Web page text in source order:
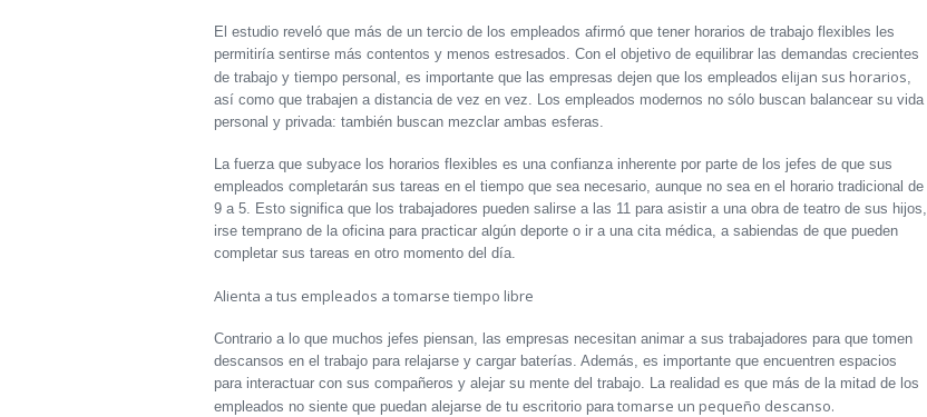
El estudio reveló que más de un tercio de los empleados afirmó que tener horarios de trabajo flexibles les
permitiría sentirse más contentos y menos estresados. Con el objetivo de equilibrar las demandas crecientes
de trabajo y tiempo personal, es importante que las empresas dejen que los empleados elijan sus horarios,
así como que trabajen a distancia de vez en vez. Los empleados modernos no sólo buscan balancear su vida
personal y privada: también buscan mezclar ambas esferas.
La fuerza que subyace los horarios flexibles es una confianza inherente por parte de los jefes de que sus
empleados completarán sus tareas en el tiempo que sea necesario, aunque no sea en el horario tradicional de
9 a 5. Esto significa que los trabajadores pueden salirse a las 11 para asistir a una obra de teatro de sus hijos,
irse temprano de la oficina para practicar algún deporte o ir a una cita médica, a sabiendas de que pueden
completar sus tareas en otro momento del día.
Alienta a tus empleados a tomarse tiempo libre
Contrario a lo que muchos jefes piensan, las empresas necesitan animar a sus trabajadores para que tomen
descansos en el trabajo para relajarse y cargar baterías. Además, es importante que encuentren espacios
para interactuar con sus compañeros y alejar su mente del trabajo. La realidad es que más de la mitad de los
empleados no siente que puedan alejarse de tu escritorio paratomarse un pequeño descanso.